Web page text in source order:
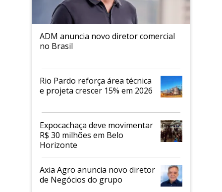
ADM anuncia novo diretor comercial
no Brasil
Rio Pardo reforça área técnica
e projeta crescer 15% em 2026
Expocachaça deve movimentar
R$ 30 milhões em Belo
Horizonte
Axia Agro anuncia novo diretor
de Negócios do grupo